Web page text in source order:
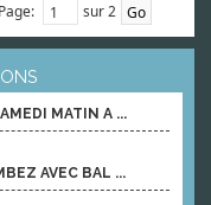
Page: sur 2
MATIN A ...
AVEC BAL ...